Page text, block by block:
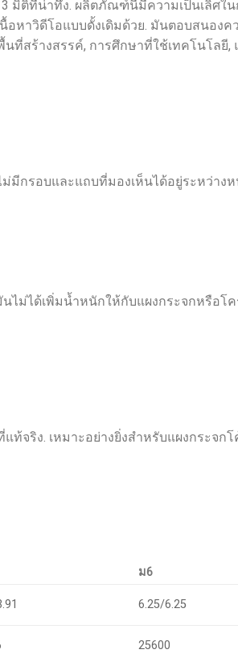
มิติที่น่าทึ่ง. ผลิตภัณฑ์นี้มีความเป็นเลิศใ
หาวิดีโอแบบดั้งเดิมด้วย. มันตอบสนองค
ที่สร้างสรรค์, การศึกษาที่ใช้เทคโนโลยี,
มีกรอบและแถบที่มองเห็นได้อยู่ระหว่าง
ไม่ได้เพิ่มน้ำหนักให้กับแผงกระจกหรือโ
ท้จริง. เหมาะอย่างยิ่งสำหรับแผงกระจก
ม6
6.25/6.25
25600